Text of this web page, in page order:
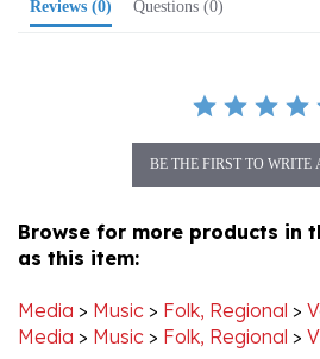
as this item:
Media > Music > Folk, Regional >